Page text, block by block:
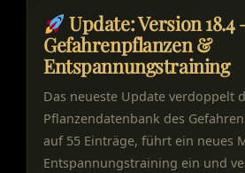
Update: Version 18.4
Gefahrenpflanzen &
Entspannungstraining
Das neueste Update verdoppelt
Pflanzendatenbank des
auf 55 Einträge, führt ein neues
Entspannungstraining ein und